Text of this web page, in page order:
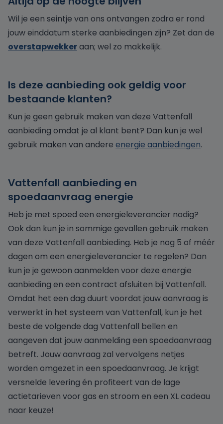
Wil je een seintje van ons ontvangen zodra er rond
jouw einddatum sterke aanbiedingen zijn? Zet dan de
overstapwekkeraan; wel zo makkelijk.
Is deze aanbieding ook geldig voor
bestaande klanten?
Kun je geen gebruik maken van deze Vattenfall
aanbieding omdat je al klant bent? Dan kun je wel
gebruik maken van andere energie aanbiedingen.
Vattenfall aanbieding en
spoedaanvraag energie
Heb je met spoed een energieleverancier nodig?
Ook dan kun je in sommige gevallen gebruik maken
van deze Vattenfall aanbieding. Heb je nog 5 of méér
dagen om een energieleverancier te regelen? Dan
kun je je gewoon aanmelden voor deze energie
aanbieding en een contract afsluiten bij Vattenfall.
Omdat het een dag duurt voordat jouw aanvraag is
verwerkt in het systeem van Vattenfall, kun je het
beste de volgende dag Vattenfall bellen en
aangeven dat jouw aanmelding een spoedaanvraag
betreft. Jouw aanvraag zal vervolgens netjes
worden omgezet in een spoedaanvraag. Je krijgt
versnelde levering én profiteert van de lage
actietarieven voor gas en stroom en een XL cadeau
naar keuze!